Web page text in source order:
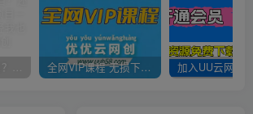
你还在到处找项目？还在当韭菜？我靠卖项目一个月收入5万+，曾经我也是个失败者。 全网VIP课程 无损下载~